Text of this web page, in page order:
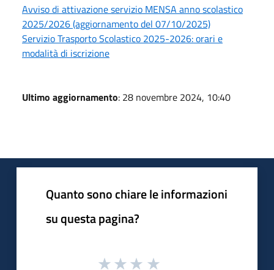
Avviso di attivazione servizio MENSA anno scolastico
2025/2026 (aggiornamento del 07/10/2025)
Servizio Trasporto Scolastico 2025-2026: orari e
modalità di iscrizione
Ultimo aggiornamento: 28 novembre 2024, 10:40
Quanto sono chiare le informazioni
su questa pagina?